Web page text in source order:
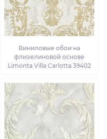
Виниловые обои на
флизелиновой основе
Limonta Villa Carlotta 39402